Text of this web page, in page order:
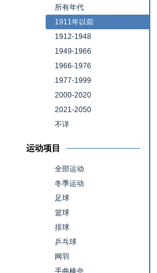
所有年代
1911年以前
1912-1948
1949-1966
1966-1976
1977-1999
2000-2020
2021-2050
不详
运动项目
全部运动
冬季运动
足球
篮球
排球
乒乓球
网羽
手曲棒垒